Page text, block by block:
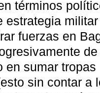
términos
estrategia
fuerzas en
en sumar tropas
sin contar a